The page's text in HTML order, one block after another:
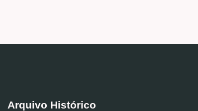
Arquivo Histórico